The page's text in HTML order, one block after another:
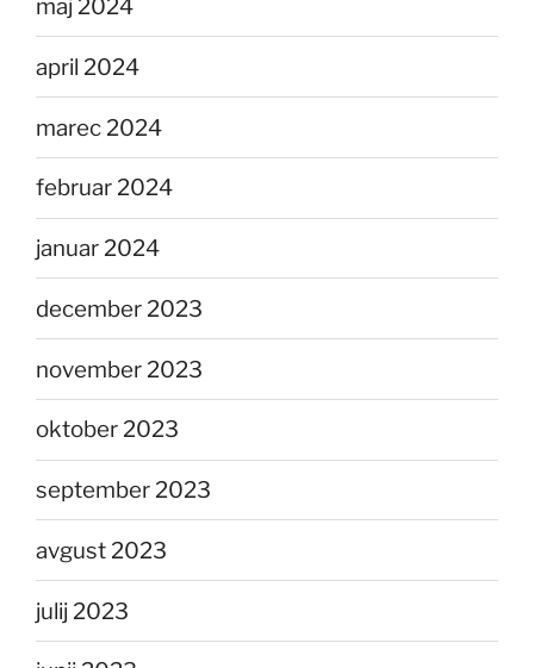
maj 2024
april 2024
marec 2024
februar 2024
januar 2024
december 2023
november 2023
oktober 2023
september 2023
avgust 2023
julij 2023